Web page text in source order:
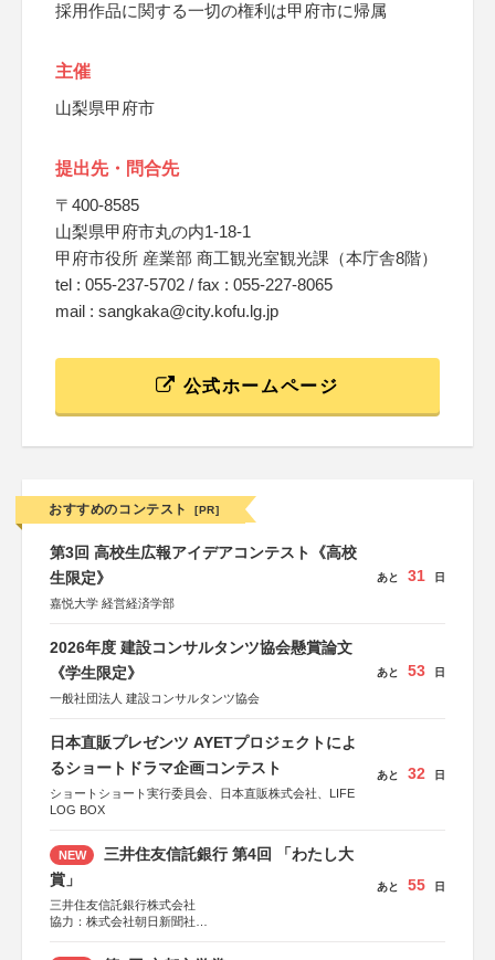
採用作品に関する一切の権利は甲府市に帰属
主催
山梨県甲府市
提出先・問合先
〒400-8585
山梨県甲府市丸の内1-18-1
甲府市役所 産業部 商工観光室観光課（本庁舎8階）
tel : 055-237-5702 / fax : 055-227-8065
mail : sangkaka@city.kofu.lg.jp
公式ホームページ
おすすめのコンテスト [PR]
第3回 高校生広報アイデアコンテスト《高校
生限定》
嘉悦大学 経営経済学部
あと 31 日
2026年度 建設コンサルタンツ協会懸賞論文
《学生限定》
一般社団法人 建設コンサルタンツ協会
あと 53 日
日本直販プレゼンツ AYETプロジェクトによ
るショートドラマ企画コンテスト
ショートショート実行委員会、日本直販株式会社、LIFE
LOG BOX
あと 32 日
NEW
三井住友信託銀行 第4回 「わたし大
賞」
三井住友信託銀行株式会社
協力：株式会社朝日新聞社
あと 55 日